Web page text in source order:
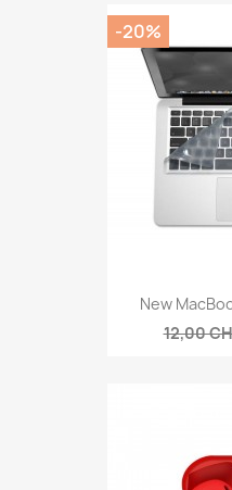
New
12,00
-20%